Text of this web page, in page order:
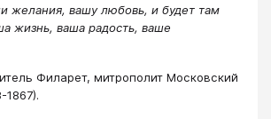
желания, вашу любовь, и будет там
жизнь, ваша радость, ваше
Филарет, митрополит Московский
1867).